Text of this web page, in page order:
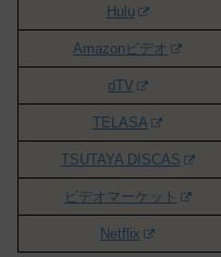
Hulu
Amazonビデオ
dTV
TELASA
TSUTAYA DISCAS
ビデオマーケット
Netflix